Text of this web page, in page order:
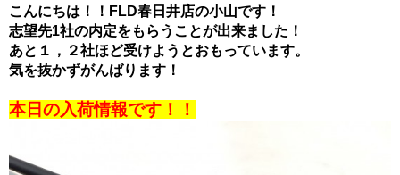
こんにちは！！FLD春日井店の小山です！
志望先1社の内定をもらうことが出来ました！
あと１，２社ほど受けようとおもっています。
気を抜かずがんばります！
本日の入荷情報です！！